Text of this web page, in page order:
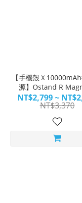
【手機殼Ｘ
源】Ostand R
iPhone 17系列＋保
B832
NT$2,799 ~
NT$3,370